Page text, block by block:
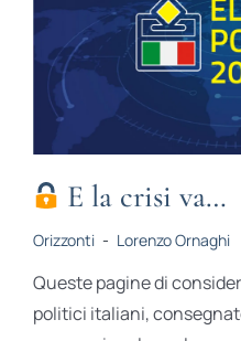
E la crisi va…
Orizzonti - Lorenzo Ornaghi
Queste pagine di
politici italiani,